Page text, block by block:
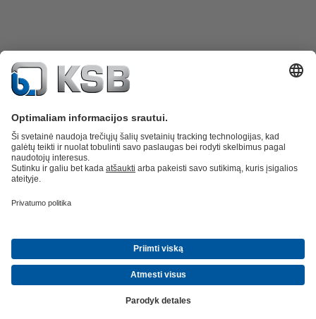
Atsarginės dalys
BendrovėNaujienos ir įvykiaiŽiniasklaidaKarjeraSocialiniai tinklai
Atsakomybės apribojimas